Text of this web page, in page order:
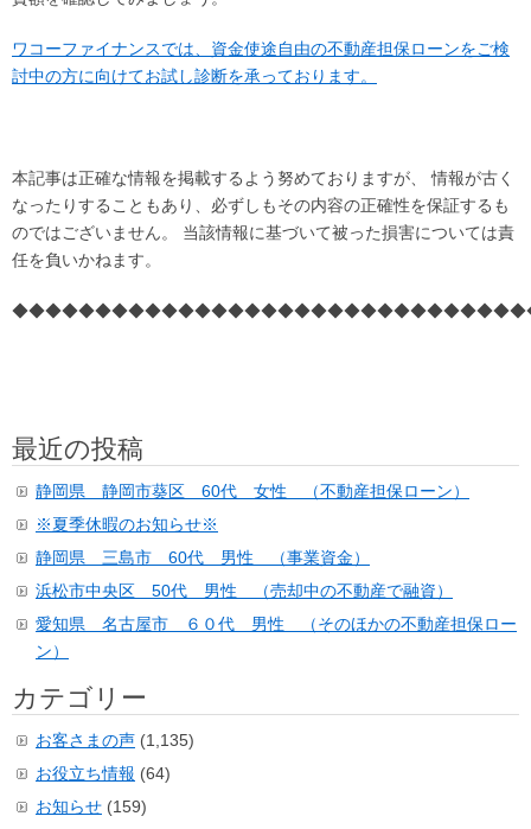
ワコーファイナンスでは、資金使途自由の不動産担保ローンをご検
討中の方に向けてお試し診断を承っております。
本記事は正確な情報を掲載するよう努めておりますが、 情報が古く
なったりすることもあり、必ずしもその内容の正確性を保証するも
のではございません。 当該情報に基づいて被った損害については責
任を負いかねます。
最近の投稿
静岡県 静岡市葵区 60代 女性 （不動産担保ローン）
※夏季休暇のお知らせ※
静岡県 三島市 60代 男性 （事業資金）
浜松市中央区 50代 男性 （売却中の不動産で融資）
愛知県 名古屋市 ６０代 男性 （そのほかの不動産担保ロー
ン）
カテゴリー
お客さまの声 (1,135)
お役立ち情報 (64)
お知らせ (159)